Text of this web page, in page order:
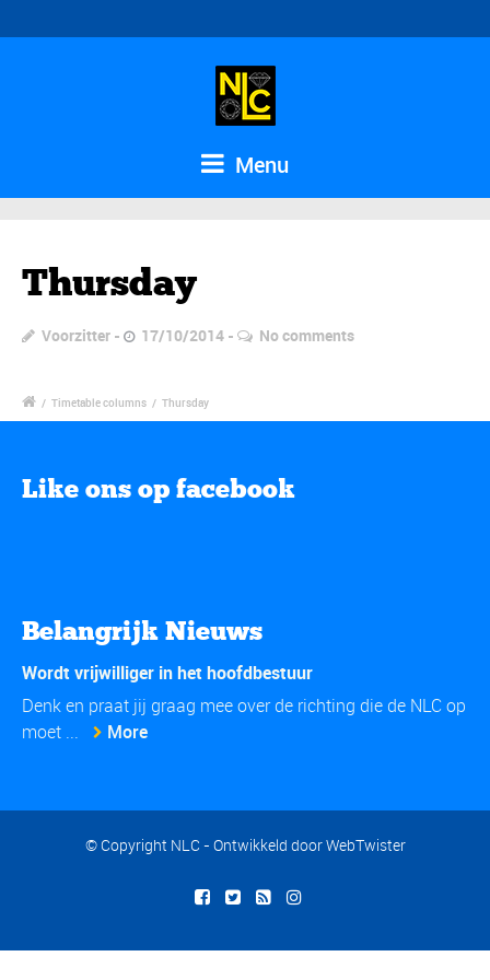
Menu
Thursday
Voorzitter 17/10/2014 No comments
/ Timetable columns / Thursday
Like ons op facebook
Belangrijk Nieuws
Wordt vrijwilliger in het hoofdbestuur
Denk en praat jij graag mee over de richting die de NLC op
moet ...
More
© Copyright NLC - Ontwikkeld doorWebTwister